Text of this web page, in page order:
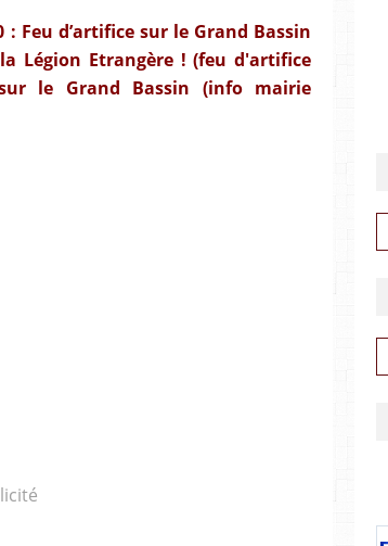
: Feu d’artificesur le Grand Bassin
Légion Etrangère ! (feu d'artifice
le Grand Bassin (info mairie